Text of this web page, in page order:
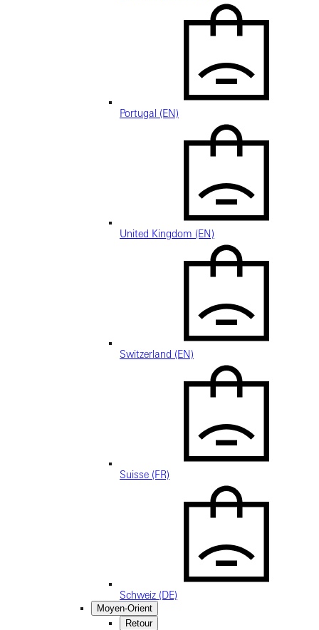
Portugal (EN)
United Kingdom (EN)
Switzerland (EN)
Suisse (FR)
Schweiz (DE)
Moyen-Orient
Retour